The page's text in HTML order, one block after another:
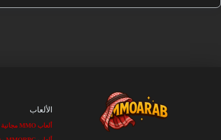
الألعاب
ألعاب MMO مجانية